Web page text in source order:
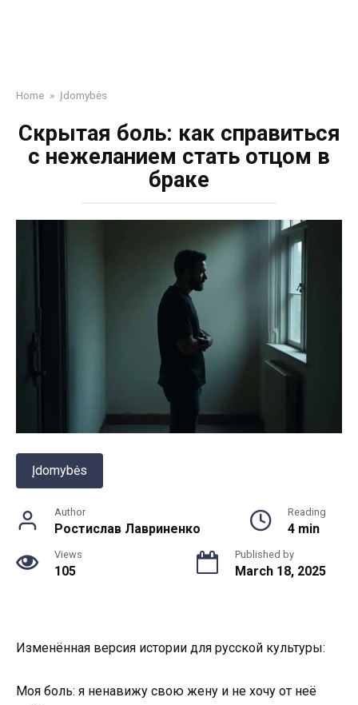
Home » Įdomybės
Скрытая боль: как справиться
с нежеланием стать отцом в
браке
Įdomybės
Author
Ростислав Лавриненко
Reading
4 min
Views
105
Published by
March 18, 2025
Изменённая версия истории для русской культуры:
Моя боль: я ненавижу свою жену и не хочу от неё